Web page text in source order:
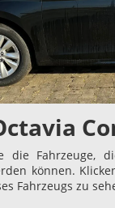
die Fahrzeuge,
können.
Fahrzeugs zu